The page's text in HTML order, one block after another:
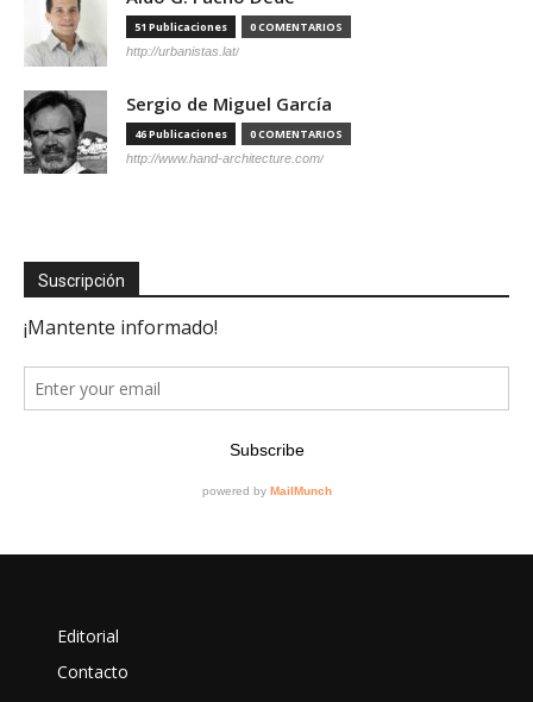
51 Publicaciones 0 COMENTARIOS
http://urbanistas.lat/
Sergio de Miguel García
46 Publicaciones 0 COMENTARIOS
http://www.hand-architecture.com/
Suscripción
Editorial
Contacto